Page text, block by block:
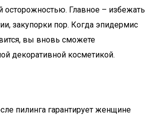
Главное – избежать
закупорки пор. Когда эпидермис
вы вновь сможете
декоративной косметикой.
пилинга гарантирует женщине